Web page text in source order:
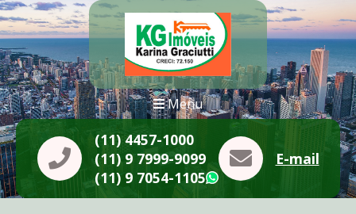
Menu
(11) 4457-1000
(11) 9 7999-9099
(11) 9 7054-1105
WhatsApp
E-mail